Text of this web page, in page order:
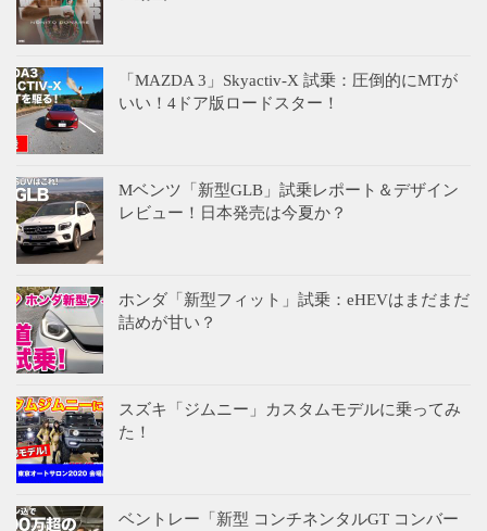
「MAZDA 3」Skyactiv-X 試乗：圧倒的にMTが
いい！4ドア版ロードスター！
Mベンツ「新型GLB」試乗レポート＆デザイン
レビュー！日本発売は今夏か？
ホンダ「新型フィット」試乗：eHEVはまだまだ
詰めが甘い？
スズキ「ジムニー」カスタムモデルに乗ってみ
た！
ベントレー「新型 コンチネンタルGT コンバー